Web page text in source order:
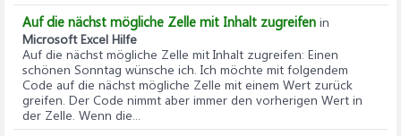
Auf die nächst mögliche Zelle mit Inhalt zugreifen in
Microsoft Excel Hilfe
Auf die nächst mögliche Zelle mit Inhalt zugreifen: Einen
schönen Sonntag wünsche ich. Ich möchte mit folgendem
Code auf die nächst mögliche Zelle mit einem Wert zurück
greifen. Der Code nimmt aber immer den vorherigen Wert in
der Zelle. Wenn die...